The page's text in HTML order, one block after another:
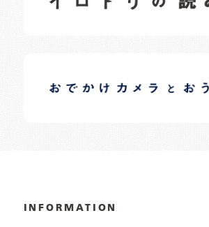
日常の様子など随時更新中です。
INFORMATION